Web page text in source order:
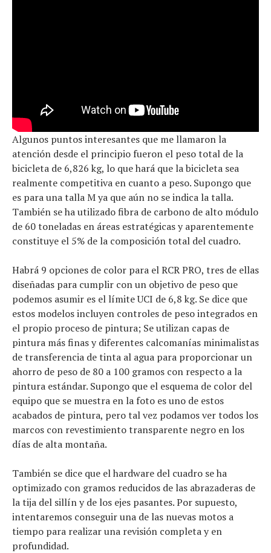
Algunos puntos interesantes que me llamaron la
atención desde el principio fueron el peso total de la
bicicleta de 6,826 kg, lo que hará que la bicicleta sea
realmente competitiva en cuanto a peso. Supongo que
es para una talla M ya que aún no se indica la talla.
También se ha utilizado fibra de carbono de alto módulo
de 60 toneladas en áreas estratégicas y aparentemente
constituye el 5% de la composición total del cuadro.
Habrá 9 opciones de color para el RCR PRO, tres de ellas
diseñadas para cumplir con un objetivo de peso que
podemos asumir es el límite UCI de 6,8 kg. Se dice que
estos modelos incluyen controles de peso integrados en
el propio proceso de pintura; Se utilizan capas de
pintura más finas y diferentes calcomanías minimalistas
de transferencia de tinta al agua para proporcionar un
ahorro de peso de 80 a 100 gramos con respecto a la
pintura estándar. Supongo que el esquema de color del
equipo que se muestra en la foto es uno de estos
acabados de pintura, pero tal vez podamos ver todos los
marcos con revestimiento transparente negro en los
días de alta montaña.
También se dice que el hardware del cuadro se ha
optimizado con gramos reducidos de las abrazaderas de
la tija del sillín y de los ejes pasantes. Por supuesto,
intentaremos conseguir una de las nuevas motos a
tiempo para realizar una revisión completa y en
profundidad.